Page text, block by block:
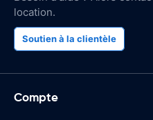
location.
Soutien à la clientèle
Compte